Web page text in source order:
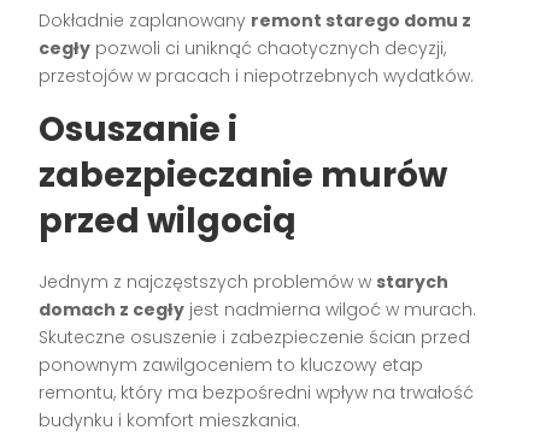
Dokładnie zaplanowany remont starego domu z
cegły pozwoli ci uniknąć chaotycznych decyzji,
przestojów w pracach i niepotrzebnych wydatków.
Osuszanie i
zabezpieczanie murów
przed wilgocią
Jednym z najczęstszych problemów w starych
domach z cegły jest nadmierna wilgoć w murach.
Skuteczne osuszenie i zabezpieczenie ścian przed
ponownym zawilgoceniem to kluczowy etap
remontu, który ma bezpośredni wpływ na trwałość
budynku i komfort mieszkania.